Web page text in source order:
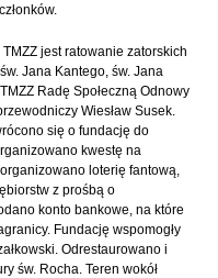
jest ratowanie zatorskich
Jana Kantego, św. Jana
Radę Społeczną Odnowy
Wiesław Susek.
się o fundację do
kwestę na
loterię fantową,
z prośbą o
konto bankowe, na które
Fundację wspomogły
Odrestaurowano i
św. Rocha. Teren wokół